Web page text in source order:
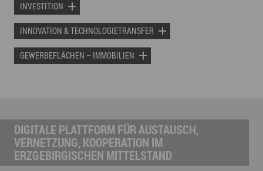
INVESTITION
INNOVATION & TECHNOLOGIETRANSFER
GEWERBEFLÄCHEN – IMMOBILIEN
DIGITALE PLATTFORM FÜR AUSTAUSCH,
VERNETZUNG, KOOPERATION IM
ERZGEBIRGISCHEN MITTELSTAND